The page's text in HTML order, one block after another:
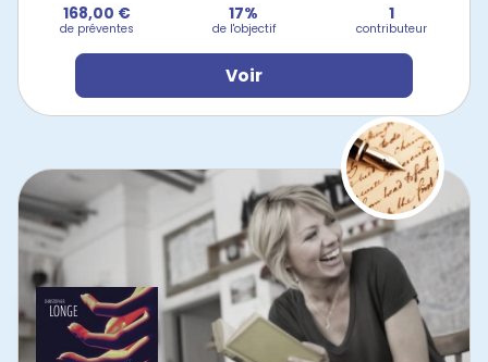
168,00 €
de préventes
17%
de l'objectif
1
contributeur
Voir